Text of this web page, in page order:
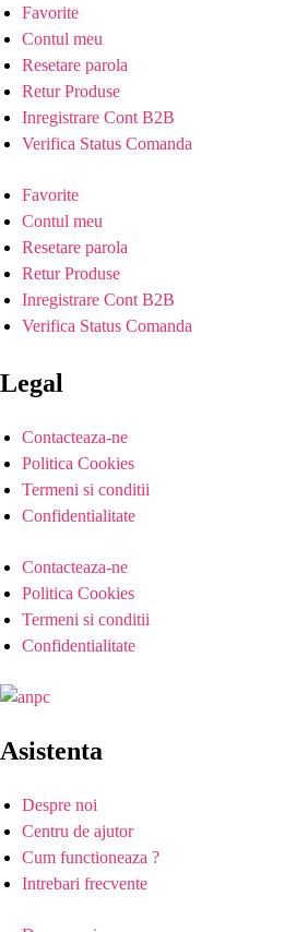
Favorite
Contul meu
Resetare parola
Retur Produse
Inregistrare Cont B2B
Verifica Status Comanda
Favorite
Contul meu
Resetare parola
Retur Produse
Inregistrare Cont B2B
Verifica Status Comanda
Legal
Contacteaza-ne
Politica Cookies
Termeni si conditii
Confidentialitate
Contacteaza-ne
Politica Cookies
Termeni si conditii
Confidentialitate
Asistenta
Despre noi
Centru de ajutor
Cum functioneaza ?
Intrebari frecvente